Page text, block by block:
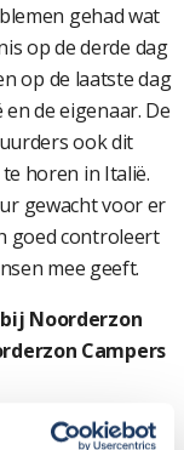
gehad wat
op de derde dag
op de laatste dag
de eigenaar. De
ook dit
horen in Italië.
gewacht voor er
goed controleert
mee geeft.
Noorderzon
Campers